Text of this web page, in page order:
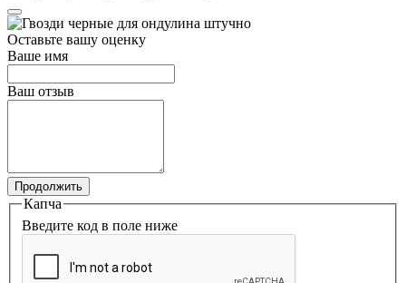
Оставьте вашу оценку
Ваше имя
Ваш отзыв
Продолжить
Капча
Введите код в поле ниже